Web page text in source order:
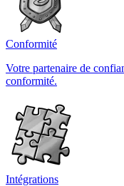
Conformité
Votre partenaire de
conformité.
Intégrations